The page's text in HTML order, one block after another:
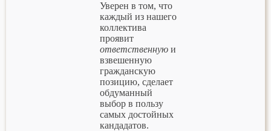
Уверен в том, что
каждый из нашего
коллектива
проявит
ответственную и
взвешенную
гражданскую
позицию, сделает
обдуманный
выбор в пользу
самых достойных
кандадатов.